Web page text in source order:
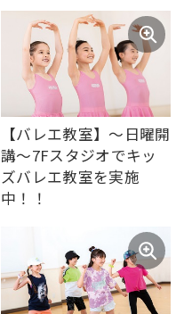
【バレエ教室】～日曜開
講～7Fスタジオでキッ
ズバレエ教室を実施
中！！
return
page.
However,
if
you
an
automatic